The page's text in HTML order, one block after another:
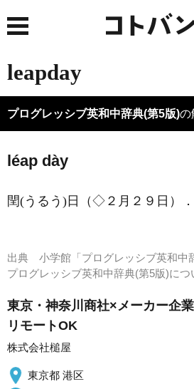
leapday
プログレッシブ英和中辞典(第5版)の
léap dày
閏(うるう) 日（◇２月２９日） ．
出典 小学館「プログレッシブ英和中
プログレッシブ英和中辞典(第5版)に
東京・神奈川商社×メーカー企
リモートOK
株式会社槌屋
東京都 港区